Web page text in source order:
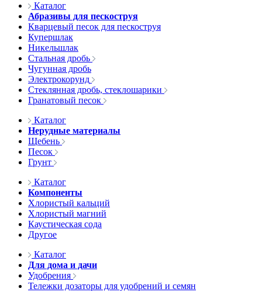
Каталог
Абразивы для пескоструя
Кварцевый песок для пескоструя
Купершлак
Никельшлак
Стальная дробь
Чугунная дробь
Электрокорунд
Стеклянная дробь, стеклошарики
Гранатовый песок
Каталог
Нерудные материалы
Щебень
Песок
Грунт
Каталог
Компоненты
Хлористый кальций
Хлористый магний
Каустическая сода
Другое
Каталог
Для дома и дачи
Удобрения
Тележки дозаторы для удобрений и семян